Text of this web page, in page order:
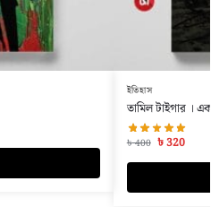
ইতিহাস
তামিল টাইগার ।
৳400 ৳320